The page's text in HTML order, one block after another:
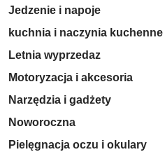
Jedzenie i napoje
kuchnia i naczynia kuchenne
Letnia wyprzedaz
Motoryzacja i akcesoria
Narzędzia i gadżety
Noworoczna
Pielęgnacja oczu i okulary